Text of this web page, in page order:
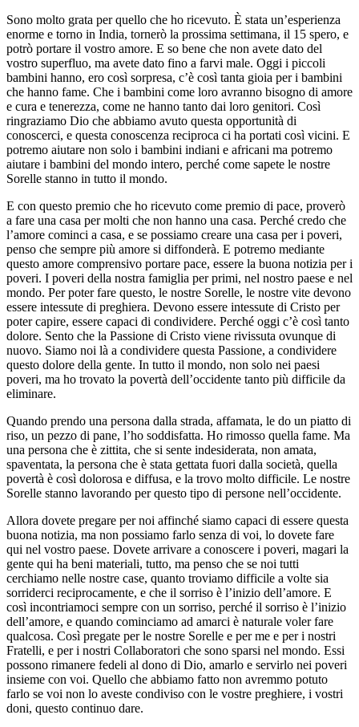
Sono molto grata per quello che ho ricevuto. È stata un’esperienza
enorme e torno in India, tornerò la prossima settimana, il 15 spero, e
potrò portare il vostro amore. E so bene che non avete dato del
vostro superfluo, ma avete dato fino a farvi male. Oggi i piccoli
bambini hanno, ero così sorpresa, c’è così tanta gioia per i bambini
che hanno fame. Che i bambini come loro avranno bisogno di amore
e cura e tenerezza, come ne hanno tanto dai loro genitori. Così
ringraziamo Dio che abbiamo avuto questa opportunità di
conoscerci, e questa conoscenza reciproca ci ha portati così vicini. E
potremo aiutare non solo i bambini indiani e africani ma potremo
aiutare i bambini del mondo intero, perché come sapete le nostre
Sorelle stanno in tutto il mondo.
E con questo premio che ho ricevuto come premio di pace, proverò
a fare una casa per molti che non hanno una casa. Perché credo che
l’amore cominci a casa, e se possiamo creare una casa per i poveri,
penso che sempre più amore si diffonderà. E potremo mediante
questo amore comprensivo portare pace, essere la buona notizia per i
poveri. I poveri della nostra famiglia per primi, nel nostro paese e nel
mondo. Per poter fare questo, le nostre Sorelle, le nostre vite devono
essere intessute di preghiera. Devono essere intessute di Cristo per
poter capire, essere capaci di condividere. Perché oggi c’è così tanto
dolore. Sento che la Passione di Cristo viene rivissuta ovunque di
nuovo. Siamo noi là a condividere questa Passione, a condividere
questo dolore della gente. In tutto il mondo, non solo nei paesi
poveri, ma ho trovato la povertà dell’occidente tanto più difficile da
eliminare.
Quando prendo una persona dalla strada, affamata, le do un piatto di
riso, un pezzo di pane, l’ho soddisfatta. Ho rimosso quella fame. Ma
una persona che è zittita, che si sente indesiderata, non amata,
spaventata, la persona che è stata gettata fuori dalla società, quella
povertà è così dolorosa e diffusa, e la trovo molto difficile. Le nostre
Sorelle stanno lavorando per questo tipo di persone nell’occidente.
Allora dovete pregare per noi affinché siamo capaci di essere questa
buona notizia, ma non possiamo farlo senza di voi, lo dovete fare
qui nel vostro paese. Dovete arrivare a conoscere i poveri, magari la
gente qui ha beni materiali, tutto, ma penso che se noi tutti
cerchiamo nelle nostre case, quanto troviamo difficile a volte sia
sorriderci reciprocamente, e che il sorriso è l’inizio dell’amore. E
così incontriamoci sempre con un sorriso, perché il sorriso è l’inizio
dell’amore, e quando cominciamo ad amarci è naturale voler fare
qualcosa. Così pregate per le nostre Sorelle e per me e per i nostri
Fratelli, e per i nostri Collaboratori che sono sparsi nel mondo. Essi
possono rimanere fedeli al dono di Dio, amarlo e servirlo nei poveri
insieme con voi. Quello che abbiamo fatto non avremmo potuto
farlo se voi non lo aveste condiviso con le vostre preghiere, i vostri
doni, questo continuo dare.